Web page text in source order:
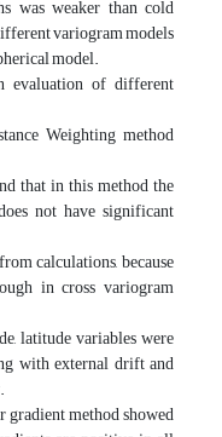
was weaker than cold
variogram models
model.
evaluation of different
Weighting method
that in this method the
not have significant
calculations, because
in cross variogram
latitude variables were
with external drift and
method showed